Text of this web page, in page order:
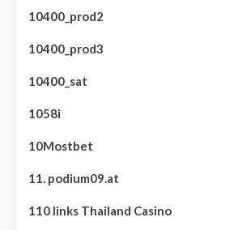
10400_prod2
10400_prod3
10400_sat
1058i
10Mostbet
11. podium09.at
110 links Thailand Casino